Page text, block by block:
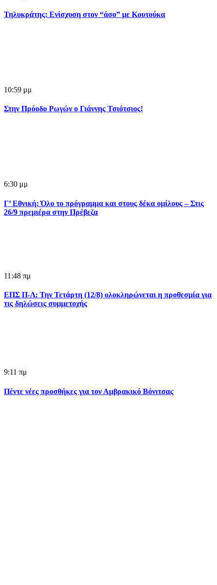
Τηλυκράτης: Ενίσχυση στον “άσο” με Κουτούκα
10:59 μμ
Στην Πρόοδο Ρωγών ο Γιάννης Τσιότσιος!
6:30 μμ
Γ’ Εθνική: Όλο το πρόγραμμα και στους δέκα ομίλους – Στις
26/9 πρεμιέρα στην Πρέβεζα
11:48 πμ
ΕΠΣ Π-Λ: Την Τετάρτη (12/8) ολοκληρώνεται η προθεσμία για
τις δηλώσεις συμμετοχής
9:11 πμ
Πέντε νέες προσθήκες για τον Αμβρακικό Βόνιτσας